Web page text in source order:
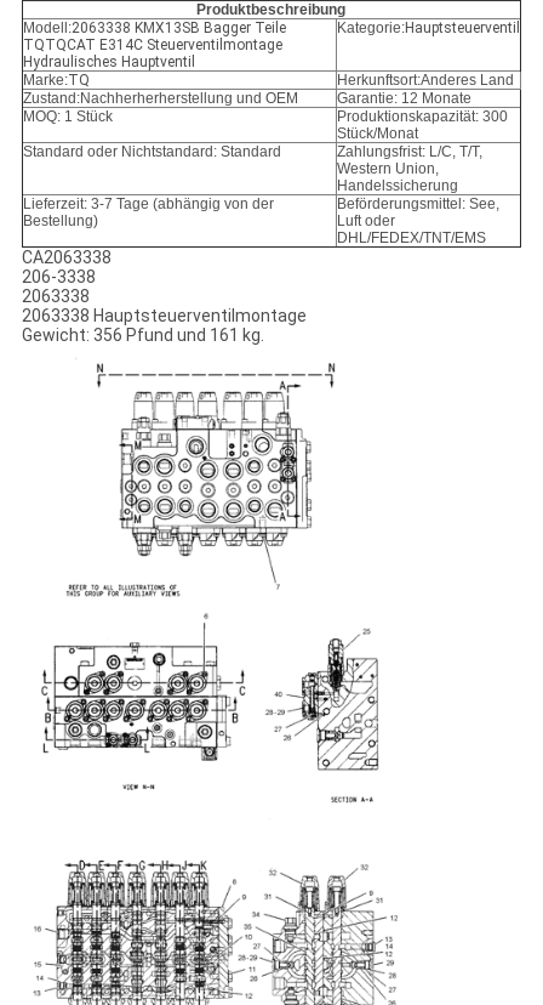
Produktbeschreibung
Modell:2063338 KMX13SB Bagger Teile
TQTQCAT E314C Steuerventilmontage
Hydraulisches Hauptventil
Kategorie:Hauptsteuerventil
Marke:TQ
Herkunftsort:Anderes Land
Zustand:Nachherherherstellung und OEM
Garantie: 12 Monate
MOQ: 1 Stück
Produktionskapazität: 300
Stück/Monat
Standard oder Nichtstandard: Standard
Zahlungsfrist: L/C, T/T,
Western Union,
Handelssicherung
Lieferzeit: 3-7 Tage (abhängig von der
Bestellung)
Beförderungsmittel: See,
Luft oder
DHL/FEDEX/TNT/EMS
CA2063338
206-3338
2063338
2063338 Hauptsteuerventilmontage
Gewicht: 356 Pfund und 161 kg.